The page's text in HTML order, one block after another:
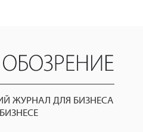
ЖУРНАЛ ДЛЯ БИЗНЕСА